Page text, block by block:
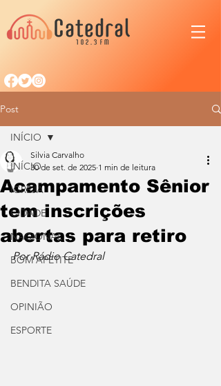
Post
INÍCIO
IGREJA
CIDADE
NACIONAL
BOM APETITE
BENDITA SAÚDE
OPINIÃO
ESPORTE
INÍCIO
Acampamento Sênior
tem inscrições
abertas para retiro
Silvia Carvalho
30 de set. de 2025 1 min de leitura
Por Rádio Catedral